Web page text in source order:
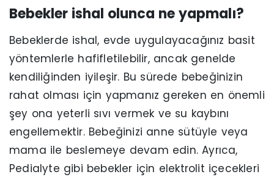
Bebekler ishal olunca ne yapmalı?
Bebeklerde ishal, evde uygulayacağınız basit
yöntemlerle hafifletilebilir, ancak genelde
kendiliğinden iyileşir. Bu sürede bebeğinizin
rahat olması için yapmanız gereken en önemli
şey ona yeterli sıvı vermek ve su kaybını
engellemektir. Bebeğinizi anne sütüyle veya
mama ile beslemeye devam edin. Ayrıca,
Pedialyte gibi bebekler için elektrolit içecekleri